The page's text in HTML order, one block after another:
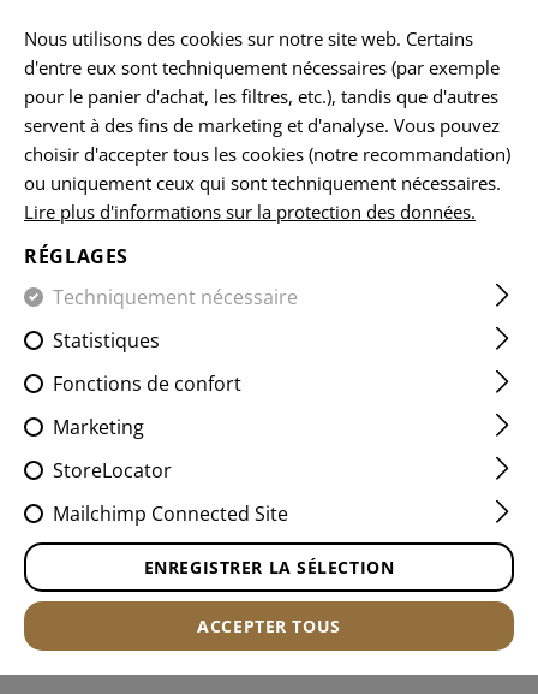
ACCUEIL MK.II OPERATOR COMBAT PANT
MK.II OPERATOR COMBAT
PANT
Nous utilisons des cookies sur notre site web. Certains
d'entre eux sont techniquement nécessaires (par exemple
pour le panier d'achat, les filtres, etc.), tandis que d'autres
servent à des fins de marketing et d'analyse. Vous pouvez
choisir d'accepter tous les cookies (notre recommandation)
ou uniquement ceux qui sont techniquement nécessaires.
Lire plus d'informations sur la protection des données.
RÉGLAGES
Techniquement nécessaire
Statistiques
Fonctions de confort
Marketing
StoreLocator
Mailchimp Connected Site
ENREGISTRER LA SÉLECTION
ACCEPTER TOUS